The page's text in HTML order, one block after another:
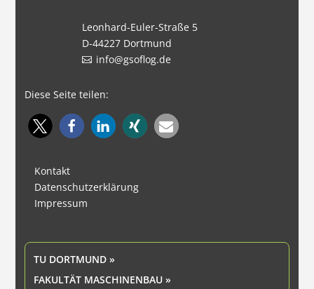
Leonhard-Euler-Straße 5
D-44227 Dortmund
info@gsoflog.de
Diese Seite teilen:
Kontakt
Datenschutzerklärung
Impressum
TU DORTMUND »
FAKULTÄT MASCHINENBAU »